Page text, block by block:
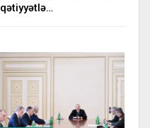
qətiyyətlə…